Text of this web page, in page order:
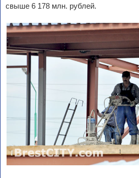
свыше 6 178 млн. рублей.